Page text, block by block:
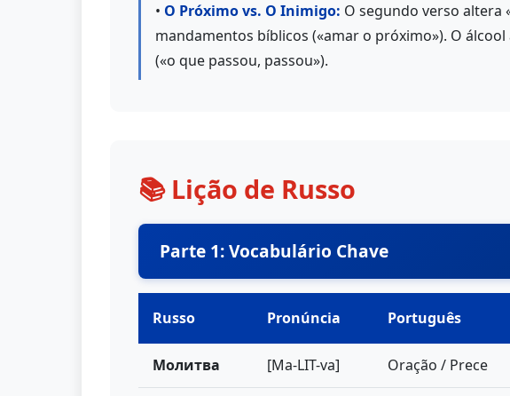
• O Próximo vs. O Inimigo: O segundo verso altera
mandamentos bíblicos («amar o próximo»). O
(«o que passou, passou»).
📚 Lição de Russo
Parte 1: Vocabulário Chave
Russo Pronúncia Português
Молитва [Ma-LIT-va] Oração / Prece